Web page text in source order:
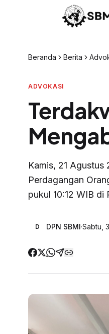
Beranda Berita
ADVOKASI
Kamis, 21
Perdagangan
pukul 10:12 WIB di
D DPN SBMI·Sabtu,